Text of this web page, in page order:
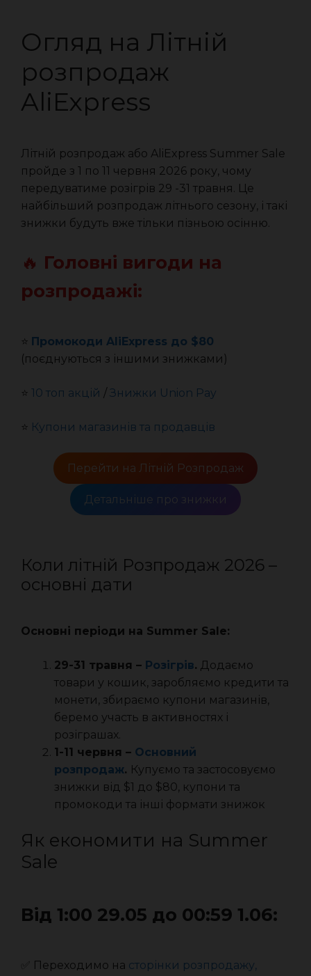
Огляд на Літній
розпродаж
AliExpress
Літній розпродаж або AliExpress Summer Sale
пройде з 1 по 11 червня 2026 року, чому
передуватиме розігрів 29 -31 травня. Це
найбільший розпродаж літнього сезону, і такі
знижки будуть вже тільки пізньою осінню.
🔥 Головні вигоди на
розпродажі:
⭐️ Промокоди AliExpress до $80
(поєднуються з іншими знижками)
⭐️ 10 топ акцій / Знижки Union Pay
⭐️ Купони магазинів та продавців
Перейти на Літній Розпродаж
Детальніше про знижки
Коли літній Розпродаж 2026 –
основні дати
Основні періоди на Summer Sale:
29-31 травня – Розігрів. Додаємо
товари у кошик, заробляємо кредити та
монети, збираємо купони магазинів,
беремо участь в активностях і
розіграшах.
1-11 червня – Основний
розпродаж. Купуємо та застосовуємо
знижки від $1 до $80, купони та
промокоди та інші формати знижок
Як економити на Summer
Sale
Від 1:00 29.05 до 00:59 1.06:
✅ Переходимо на сторінки розпродажу,